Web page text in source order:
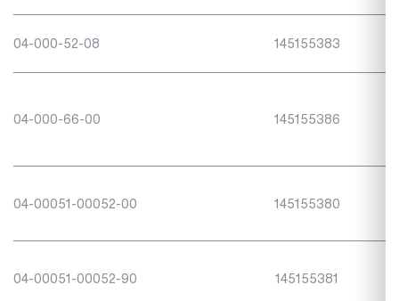
04-000-52-08 145155383
04-000-66-00 145155386
04-00051-00052-00 145155380
04-00051-00052-90 145155381